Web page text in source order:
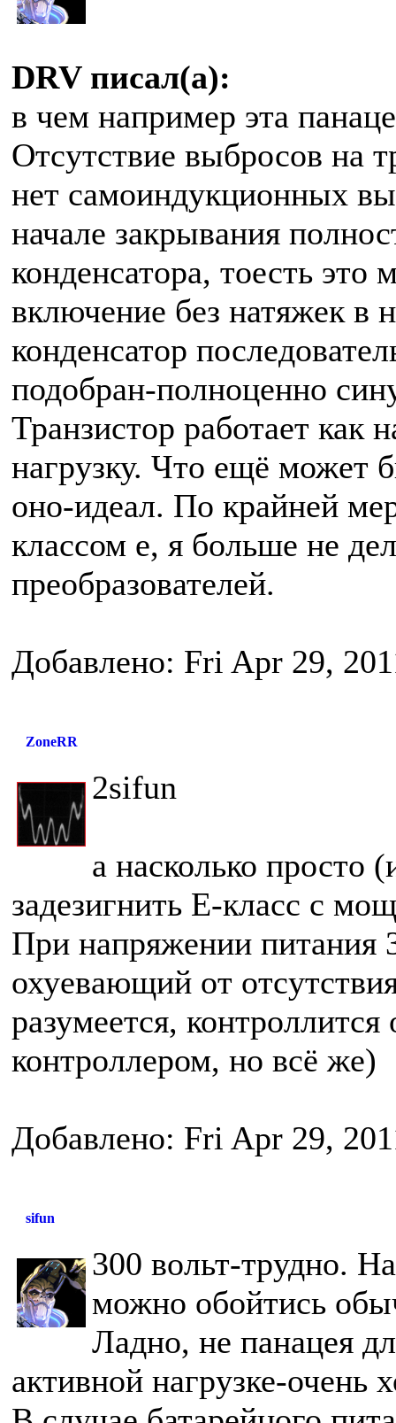
DRV писал(а):
в чем например эта
Отсутствие выбросов на
нет самоиндукционных
начале закрывания
конденсатора, тоесть
включение без натяжек в
конденсатор
подобран-полноценно
Транзистор работает как
нагрузку. Что ещё может
оно-идеал. По крайней
классом е, я больше не
преобразователей.
Добавлено: Fri Apr 29,
ZoneRR
2sifun
а насколько просто
задезигнить Е-класс с
При напряжении питания
охуевающий от
разумеется,
контроллером, но всё же)
Добавлено: Fri Apr 29,
sifun
300 вольт-трудно.
можно обойтись
Ладно, не панацея
активной нагрузке-очень